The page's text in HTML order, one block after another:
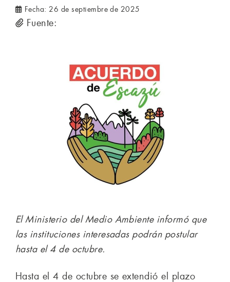
Fecha: 26 de septiembre de 2025
Fuente:
El Ministerio del Medio Ambiente informó que
las instituciones interesadas podrán postular
hasta el 4 de octubre.
Hasta el 4 de octubre se extendió el plazo